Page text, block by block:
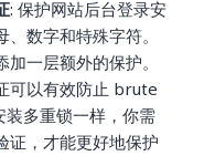
: 保护网站后台登录安
数字和特殊字符。
一层额外的保护。
可以有效防止 brute
多重锁一样，你需
证，才能更好地保护